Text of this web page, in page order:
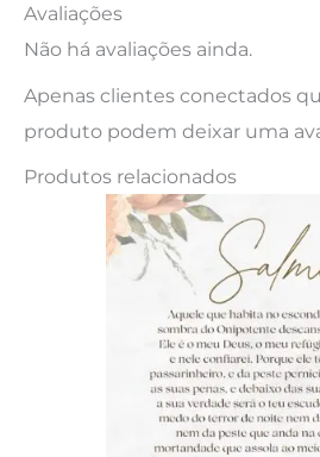
Avaliações
Não há avaliações ainda.
Apenas clientes conectados
produto podem deixar uma
Produtos relacionados